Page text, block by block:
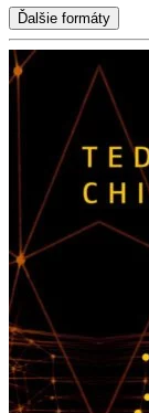
Ďalšie formáty